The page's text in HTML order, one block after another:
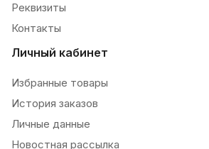
Реквизиты
Контакты
Личный кабинет
Избранные товары
История заказов
Личные данные
Новостная рассылка